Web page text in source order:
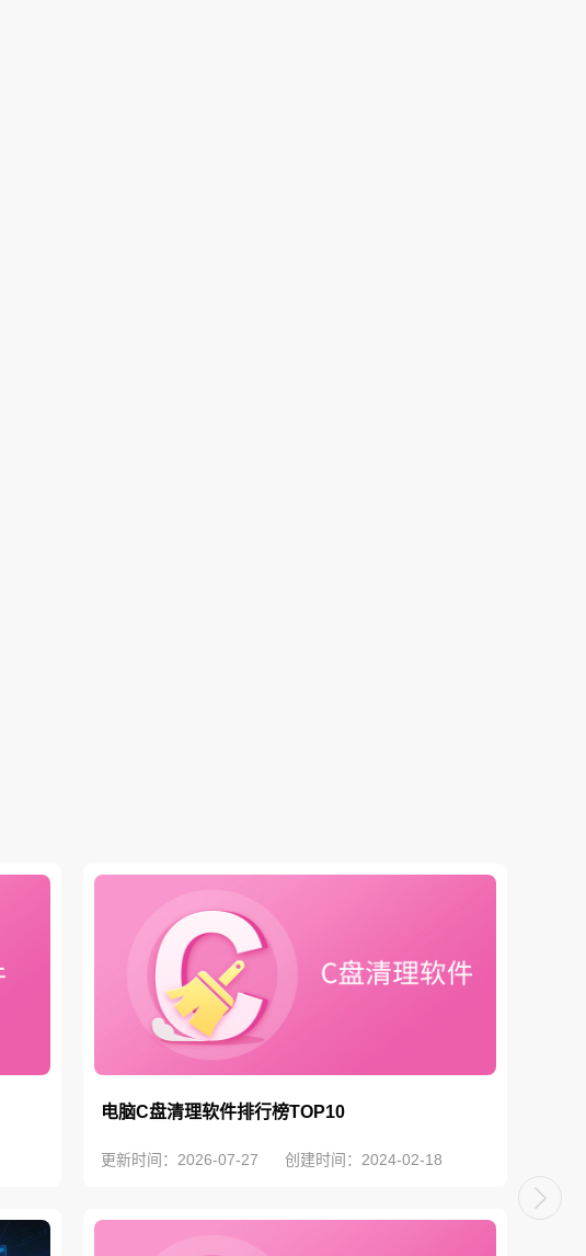
电脑C盘清理软件排行榜TOP10
更新时间：2026-07-27 创建时间：2024-02-18